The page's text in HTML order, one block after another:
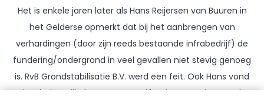
Het is enkele jaren later als Hans Reijersen van Buuren in
het Gelderse opmerkt dat bij het aanbrengen van
verhardingen (door zijn reeds bestaande infrabedrijf) de
fundering/ondergrond in veel gevallen niet stevig genoeg
is. RvB Grondstabilisatie B.V. werd een feit. Ook Hans vond
het belangrijk dat er op een effectieve manier grond